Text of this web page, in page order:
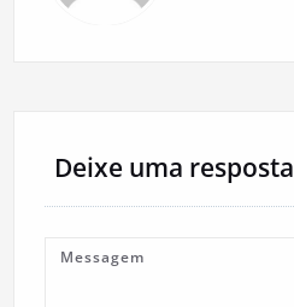
Deixe uma resposta